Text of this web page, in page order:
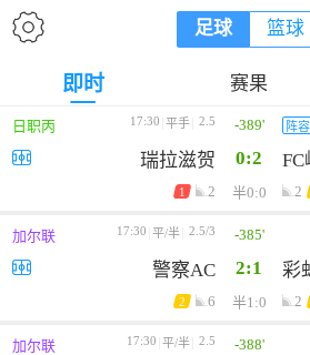
足球 篮球
即时 赛果
日职丙 17:30 平手 2.5 -389' 阵容
瑞拉滋贺 0:2 FC
1 2 半0:0 2
加尔联 17:30 平/半 2.5/3 -385'
警察AC 2:1 彩
2 6 半1:0 2
加尔联 17:30 平/半 2.5 -388'